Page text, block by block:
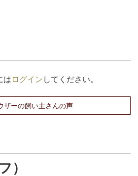
は ログイン してください。
ザーの飼い主さんの声
）